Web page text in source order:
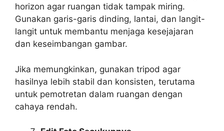
horizon agar ruangan tidak tampak miring.
Gunakan garis-garis dinding, lantai, dan langit-
langit untuk membantu menjaga kesejajaran
dan keseimbangan gambar.
Jika memungkinkan, gunakan tripod agar
hasilnya lebih stabil dan konsisten, terutama
untuk pemotretan dalam ruangan dengan
cahaya rendah.